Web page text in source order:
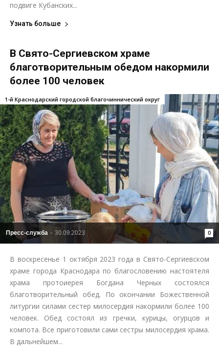
подвиге Кубанских...
Узнать больше
В Свято-Сергиевском храме
благотворительным обедом накормили
более 100 человек
Пресс-служба - 30.09.2023 0
1-й Краснодарский городской благочиннический округ
В воскресенье 1 октября 2023 года в Свято-Сергиевском
храме города Краснодара по благословению настоятеля
храма протоиерея Богдана Черных состоялся
благотворительный обед. По окончании Божественной
литургии силами сестер милосердия накормили более 100
человек. Обед состоял из гречки, курицы, огурцов и
компота. Все приготовили сами сестры милосердия храма.
В дальнейшем...